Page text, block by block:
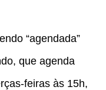
“agendada”
que agenda
feiras às 15h,